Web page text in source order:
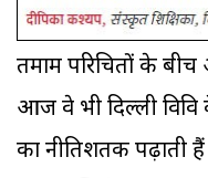
तमाम परिचितों के
आज वे भी दिल्ली विवि
का नीतिशतक पढ़ाती हैं